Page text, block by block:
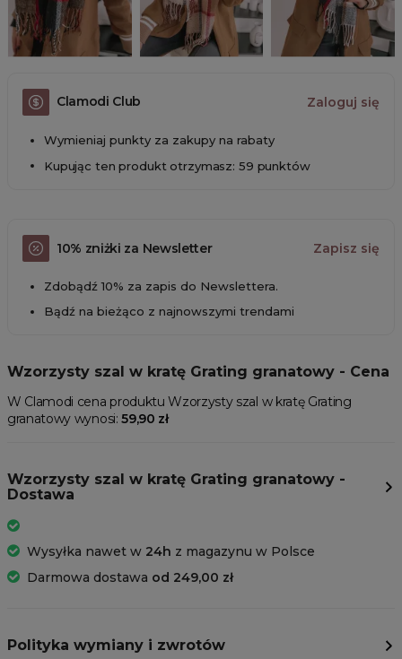
Clamodi Club Zaloguj się
Wymieniaj punkty za zakupy na rabaty
Kupując ten produkt otrzymasz: 59 punktów
10% zniżki za Newsletter Zapisz się
Zdobądź 10% za zapis do Newslettera.
Bądź na bieżąco z najnowszymi trendami
Wzorzysty szal w kratę Grating granatowy - Cena
W Clamodi cena produktu Wzorzysty szal w kratę Grating
granatowy wynosi:59,90 zł
Wzorzysty szal w kratę Grating granatowy -
Dostawa
Wysyłka nawet w 24h z magazynu w Polsce
Darmowa dostawa od 249,00 zł
Polityka wymiany i zwrotów